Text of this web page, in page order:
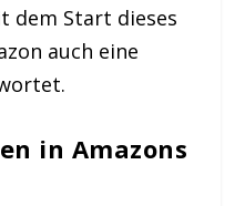
dem Start dieses
auch eine
in Amazons